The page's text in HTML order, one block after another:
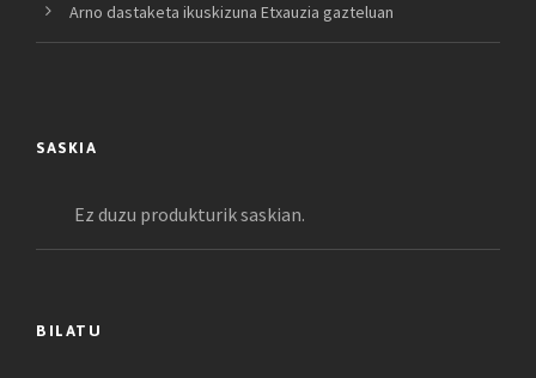
Arno dastaketa ikuskizuna Etxauzia gazteluan
SASKIA
Ez duzu produkturik saskian.
BILATU